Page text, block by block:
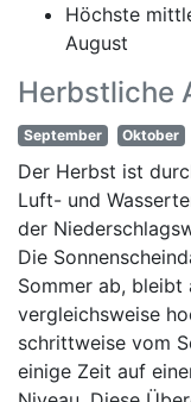
Höchste
August
Herbstliche
September Oktober
Der Herbst ist
Luft- und
der
Die
Sommer ab,
vergleichsweise
schrittweise vom
einige Zeit auf